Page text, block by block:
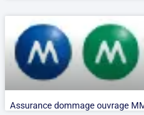
Assurance dommage ouvrage